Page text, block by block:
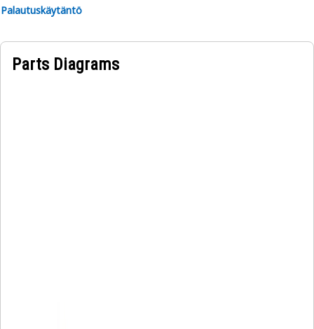
Palautuskäytäntö
Parts Diagrams